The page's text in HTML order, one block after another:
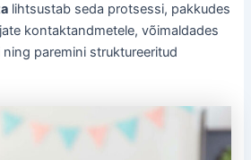
lihtsustab seda protsessi, pakkudes
kontaktandmetele, võimaldades
paremini struktureeritud